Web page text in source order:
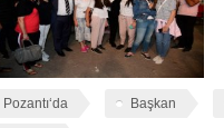
Pozantı‘da Başkan